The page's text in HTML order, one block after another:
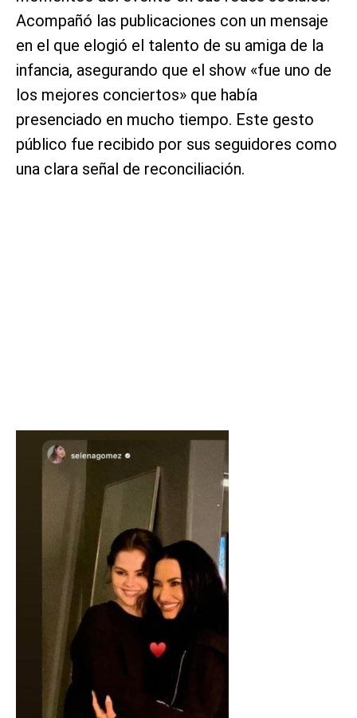
Acompañó las publicaciones con un mensaje
en el que elogió el talento de su amiga de la
infancia, asegurando que el show «fue uno de
los mejores conciertos» que había
presenciado en mucho tiempo. Este gesto
público fue recibido por sus seguidores como
una clara señal de reconciliación.